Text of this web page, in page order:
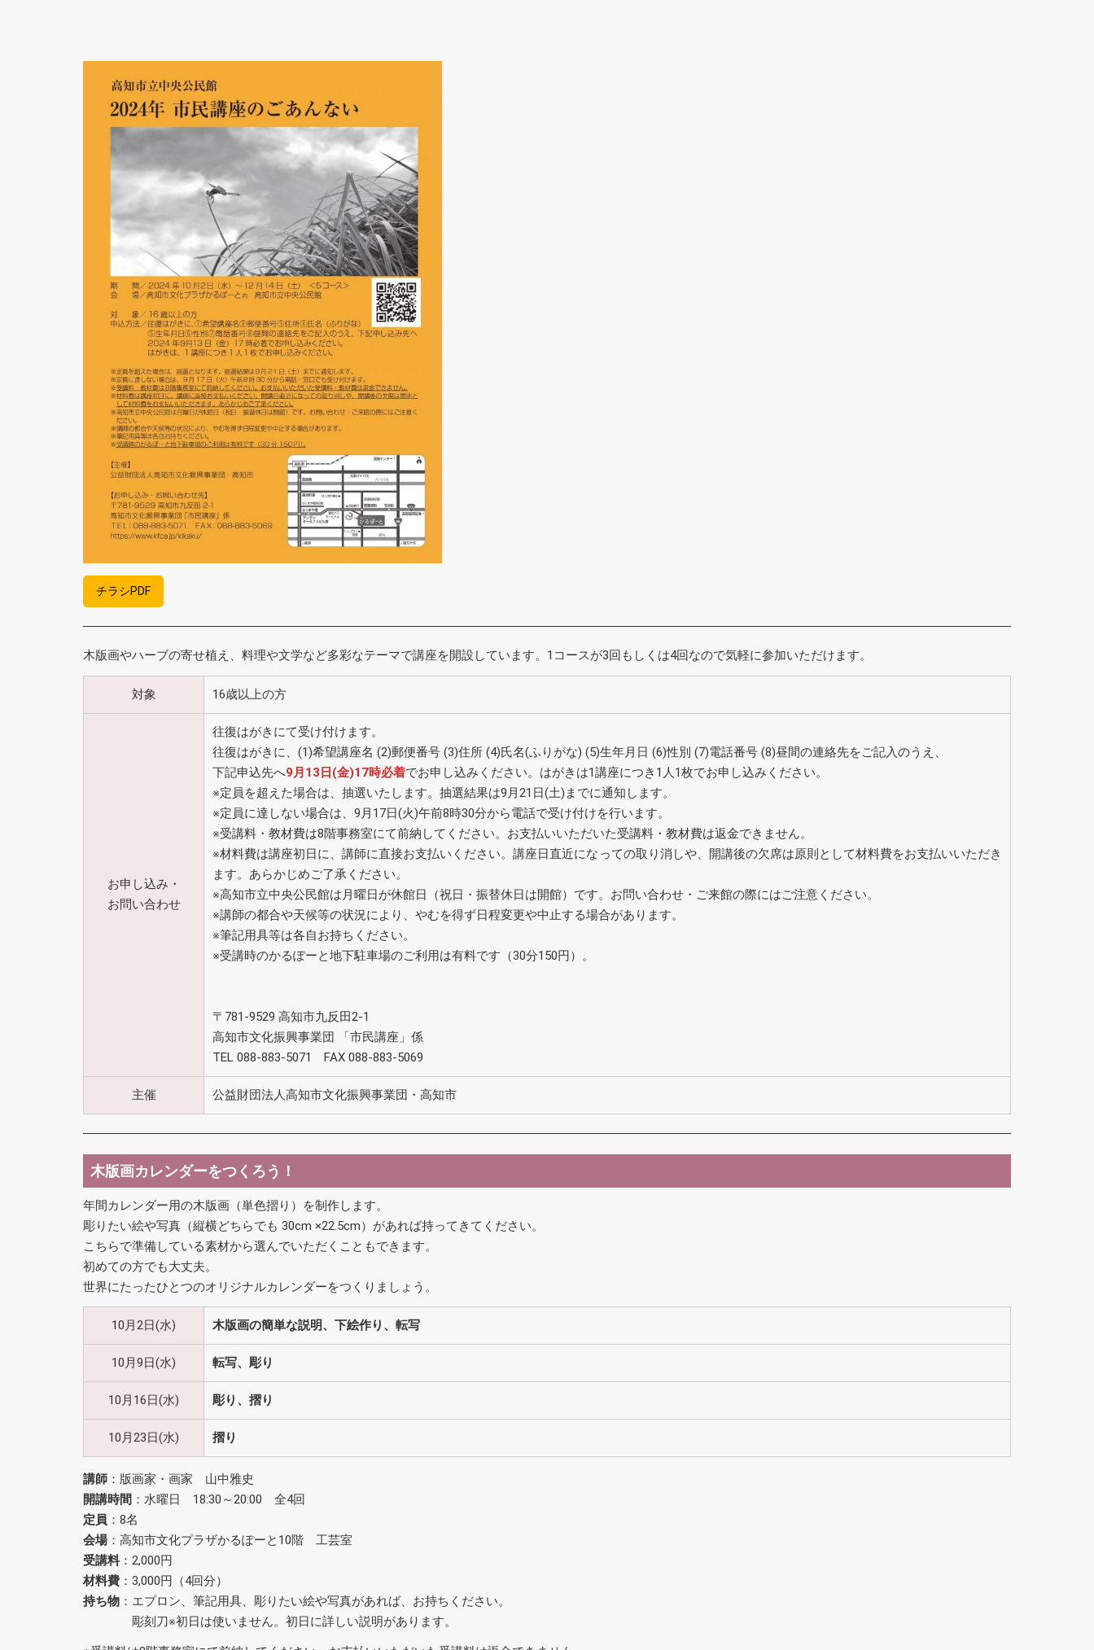
チラシPDF
木版画やハーブの寄せ植え、料理や文学など多彩なテーマで講座を開設しています。1コースが3回もしくは4回なので気軽に参加いただけます。
対象 16歳以上の方
お申し込み・
お問い合わせ
往復はがきにて受け付けます。
往復はがきに、(1)希望講座名 (2)郵便番号 (3)住所 (4)氏名(ふりがな) (5)生年月日 (6)性別 (7)電話番号 (8)昼間の連絡先をご記入のうえ、
下記申込先へ9月13日(金)17時必着でお申し込みください。はがきは1講座につき1人1枚でお申し込みください。
※定員を超えた場合は、抽選いたします。抽選結果は9月21日(土)までに通知します。
※定員に達しない場合は、9月17日(火)午前8時30分から電話で受け付けを行います。
※受講料・教材費は8階事務室にて前納してください。お支払いいただいた受講料・教材費は返金できません。
※材料費は講座初日に、講師に直接お支払いください。講座日直近になっての取り消しや、開講後の欠席は原則として材料費をお支払いいただき
ます。あらかじめご了承ください。
※高知市立中央公民館は月曜日が休館日（祝日・振替休日は開館）です。お問い合わせ・ご来館の際にはご注意ください。
※講師の都合や天候等の状況により、やむを得ず日程変更や中止する場合があります。
※筆記用具等は各自お持ちください。
※受講時のかるぽーと地下駐車場のご利用は有料です（30分150円）。
〒781-9529 高知市九反田2-1
高知市文化振興事業団 「市民講座」係
TEL 088-883-5071 FAX 088-883-5069
主催 公益財団法人高知市文化振興事業団・高知市
木版画カレンダーをつくろう！
年間カレンダー用の木版画（単色摺り）を制作します。
彫りたい絵や写真（縦横どちらでも 30cm ×22.5cm）があれば持ってきてください。
こちらで準備している素材から選んでいただくこともできます。
初めての方でも大丈夫。
世界にたったひとつのオリジナルカレンダーをつくりましょう。
10月2日(水) 木版画の簡単な説明、下絵作り、転写
10月9日(水) 転写、彫り
10月16日(水) 彫り、摺り
10月23日(水) 摺り
講師 ： 版画家・画家 山中雅史
開講時間 ：水曜日 18:30～20:00 全4回
定員 ：8名
会場 ：高知市文化プラザかるぽーと10階 工芸室
受講料 ：2,000円
材料費 ：3,000円（4回分）
持ち物 ：エプロン、筆記用具、彫りたい絵や写真があれば、お持ちください。
彫刻刀※初日は使いません。初日に詳しい説明があります。